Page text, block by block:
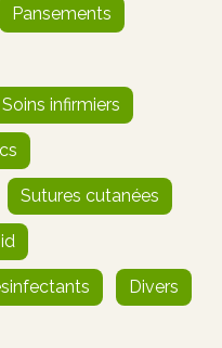
Pansements
Soins infirmiers
Sutures cutanées
Divers